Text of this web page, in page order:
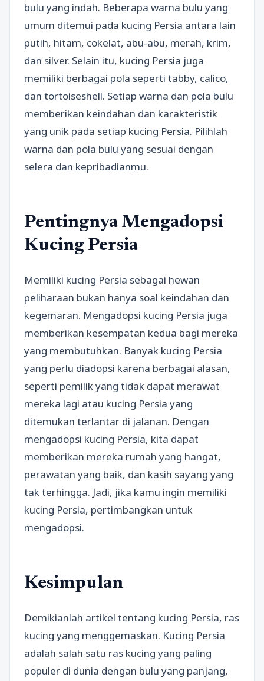
bulu yang indah. Beberapa warna bulu yang
umum ditemui pada kucing Persia antara lain
putih, hitam, cokelat, abu-abu, merah, krim,
dan silver. Selain itu, kucing Persia juga
memiliki berbagai pola seperti tabby, calico,
dan tortoiseshell. Setiap warna dan pola bulu
memberikan keindahan dan karakteristik
yang unik pada setiap kucing Persia. Pilihlah
warna dan pola bulu yang sesuai dengan
selera dan kepribadianmu.
Pentingnya Mengadopsi
Kucing Persia
Memiliki kucing Persia sebagai hewan
peliharaan bukan hanya soal keindahan dan
kegemaran. Mengadopsi kucing Persia juga
memberikan kesempatan kedua bagi mereka
yang membutuhkan. Banyak kucing Persia
yang perlu diadopsi karena berbagai alasan,
seperti pemilik yang tidak dapat merawat
mereka lagi atau kucing Persia yang
ditemukan terlantar di jalanan. Dengan
mengadopsi kucing Persia, kita dapat
memberikan mereka rumah yang hangat,
perawatan yang baik, dan kasih sayang yang
tak terhingga. Jadi, jika kamu ingin memiliki
kucing Persia, pertimbangkan untuk
mengadopsi.
Kesimpulan
Demikianlah artikel tentang kucing Persia, ras
kucing yang menggemaskan. Kucing Persia
adalah salah satu ras kucing yang paling
populer di dunia dengan bulu yang panjang,